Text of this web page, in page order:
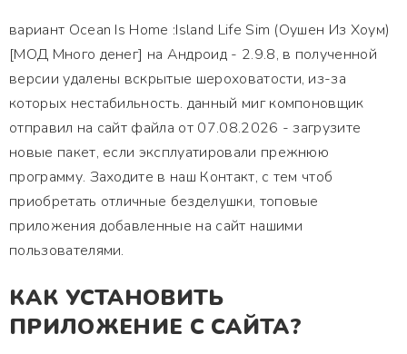
вариант Ocean Is Home :Island Life Sim (Оушен Из Хоум)
[МОД Много денег] на Андроид - 2.9.8, в полученной
версии удалены вскрытые шероховатости, из-за
которых нестабильность. данный миг компоновщик
отправил на сайт файла от 07.08.2026 - загрузите
новые пакет, если эксплуатировали прежнюю
программу. Заходите в наш Контакт, с тем чтоб
приобретать отличные безделушки, топовые
приложения добавленные на сайт нашими
пользователями.
КАК УСТАНОВИТЬ
ПРИЛОЖЕНИЕ С САЙТА?